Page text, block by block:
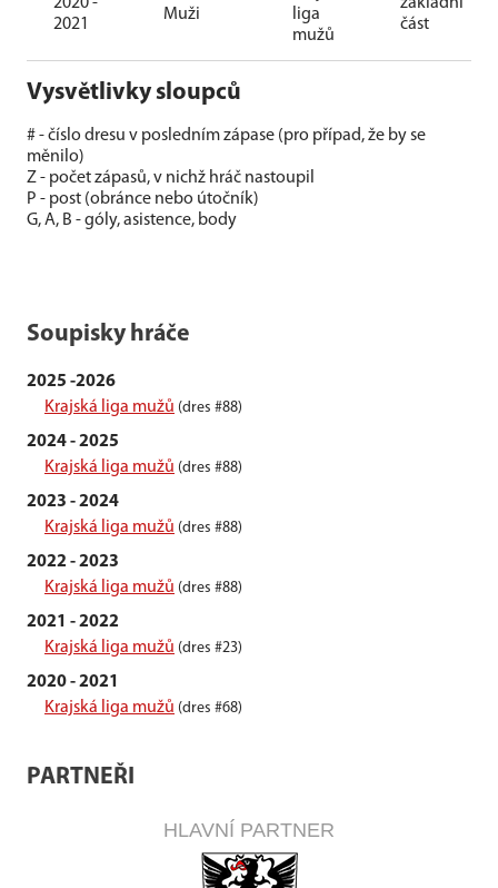
2021
Muži
liga
mužů
část
Vysvětlivky sloupců
# - číslo dresu v posledním zápase (pro případ, že by se
měnilo)
Z - počet zápasů, v nichž hráč nastoupil
P - post (obránce nebo útočník)
G, A, B - góly, asistence, body
Soupisky hráče
2025 -2026
Krajská liga mužů (dres #88)
2024 - 2025
Krajská liga mužů (dres #88)
2023 - 2024
Krajská liga mužů (dres #88)
2022 - 2023
Krajská liga mužů (dres #88)
2021 - 2022
Krajská liga mužů (dres #23)
2020 - 2021
Krajská liga mužů (dres #68)
PARTNEŘI
HLAVNÍ PARTNER